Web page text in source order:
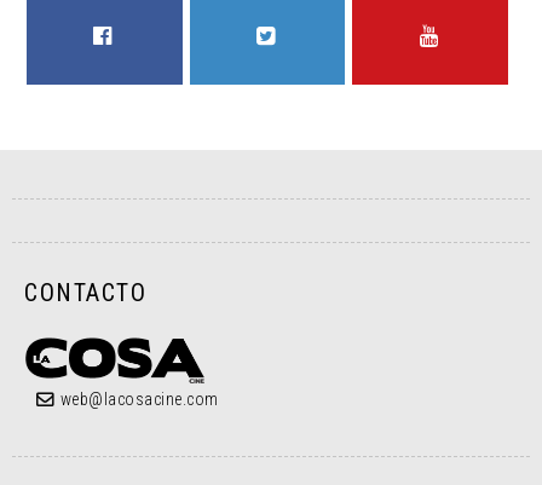
CONTACTO
web@lacosacine.com